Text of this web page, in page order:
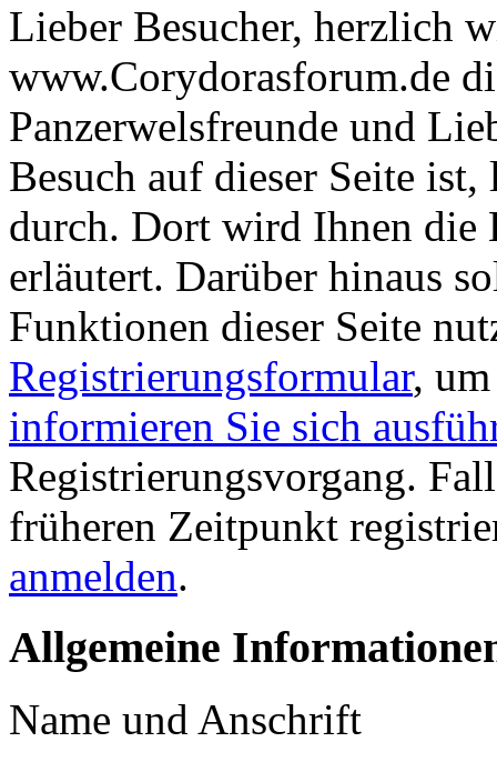
Lieber Besucher, herzlich
www.Corydorasforum.de
Panzerwelsfreunde und
Besuch auf dieser Seite
durch. Dort wird Ihnen die
erläutert. Darüber hinaus
Funktionen dieser Seite
Registrierungsformular,
informieren Sie sich
Registrierungsvorgang.
früheren Zeitpunkt
anmelden.
Allgemeine
Name und Anschrift